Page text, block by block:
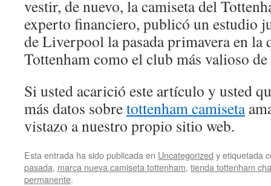
vestir, de nuevo, la camiseta del
experto financiero, publicó un estudio
de Liverpool la pasada primavera en la
Tottenham como el club más valioso
Si usted acarició este artículo y usted
más datos sobretottenham camiseta
vistazo a nuestro propio sitio web.
Esta entrada ha sido publicada en Uncategorized y etiquetada
pasada, marca nueva camiseta tottenham, tienda tottenham
permanente.